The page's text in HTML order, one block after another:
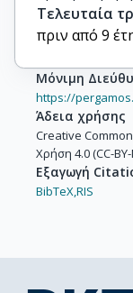
Τελευταία
πριν από 9
Μόνιμη
https://
Άδεια χρήσης
Creative
Χρήση 4.0 (CC-BY-
Εξαγωγή
BibTeX,RIS